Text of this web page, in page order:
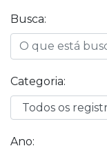
Busca:
Categoria:
Ano: